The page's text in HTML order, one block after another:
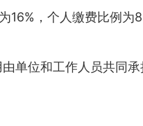
16%，个人缴费比例
单位和工作人员共同